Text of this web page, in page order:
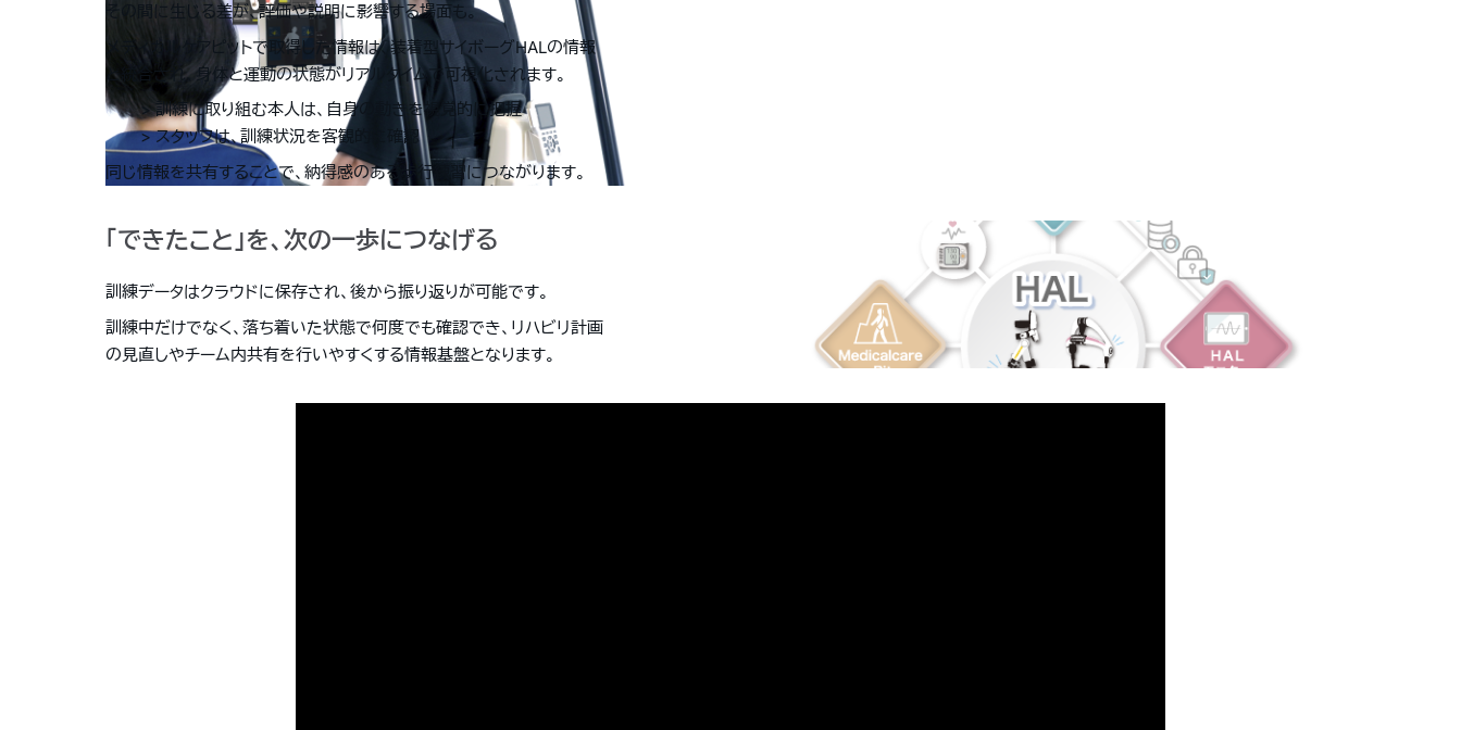
その間に生じる差が、評価や説明に影響する場面も。
メディカルケアピットで取得した情報は、装着型サイボーグHALの情報
と統合され、身体と運動の状態がリアルタイムで可視化されます。
> 訓練に取り組む本人は、自身の動きを視覚的に把握
> スタッフは、訓練状況を客観的に確認
同じ情報を共有することで、納得感のある歩行練習につながります。
「できたこと」を、次の一歩につなげる
訓練データはクラウドに保存され、後から振り返りが可能です。
訓練中だけでなく、落ち着いた状態で何度でも確認でき、リハビリ計画
の見直しやチーム内共有を行いやすくする情報基盤となります。